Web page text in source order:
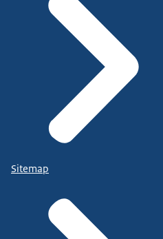
Sitemap